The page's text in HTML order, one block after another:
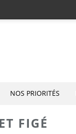
NOS PRIORITÉS
FIGÉ